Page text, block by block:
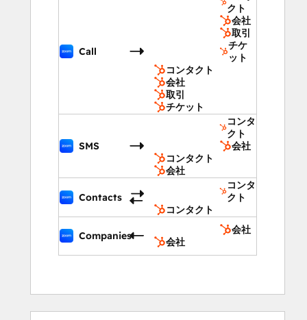
Call
クト
会社
取引
チケ
ット
コンタクト
会社
取引
チケット
SMS
コンタ
クト
会社
コンタクト
会社
Contacts
コンタ
クト
コンタクト
Companies
会社
会社